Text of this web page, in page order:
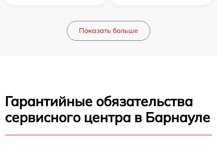
Показать больше
Гарантийные обязательства
сервисного центра в Барнауле